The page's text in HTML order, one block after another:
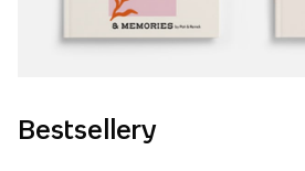
Bestsellery